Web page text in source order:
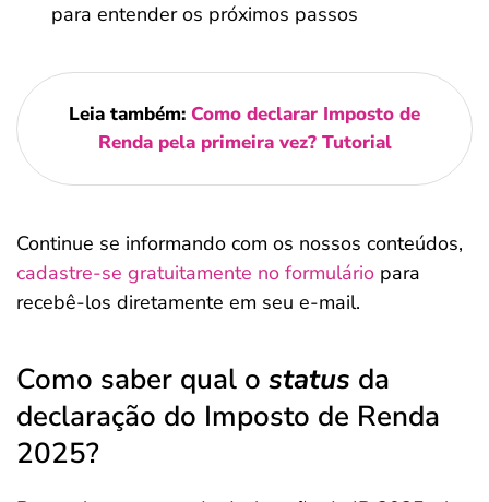
para entender os próximos passos
Leia também: Como declarar Imposto de
Renda pela primeira vez? Tutorial
Continue se informando com os nossos conteúdos,
cadastre-se gratuitamente no formulário para
recebê-los diretamente em seu e-mail.
Como saber qual o status da
declaração do Imposto de Renda
2025?